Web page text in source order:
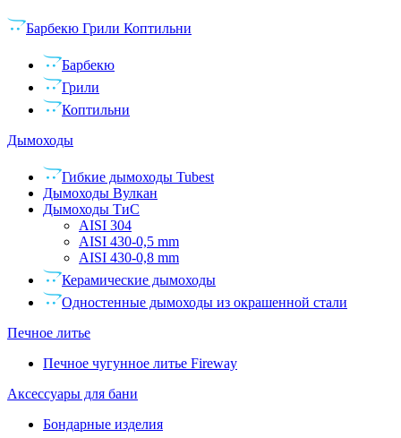
Барбекю Грили Коптильни
Барбекю
Грили
Коптильни
Дымоходы
Гибкие дымоходы Tubest
Дымоходы Вулкан
Дымоходы ТиС
AISI 304
AISI 430-0,5 mm
AISI 430-0,8 mm
Керамические дымоходы
Одностенные дымоходы из окрашенной стали
Печное литье
Печное чугунное литье Fireway
Аксессуары для бани
Бондарные изделия